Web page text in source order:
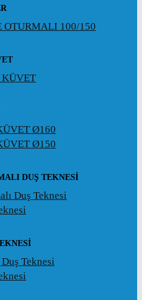
OTURMALI 100/150
Ø160
Ø150
DUŞ TEKNESI
Duş Teknesi
Teknesi